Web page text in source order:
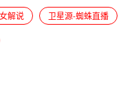
解说 卫星源-蜘蛛直播